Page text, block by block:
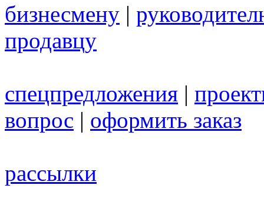
бизнесмену |
продавцу
спецпредложения |
вопрос | оформить заказ
рассылки